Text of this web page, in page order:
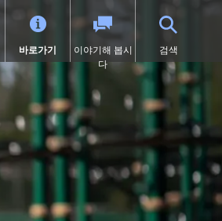
)
스
바로가기
이야기해 봅시
다
검색